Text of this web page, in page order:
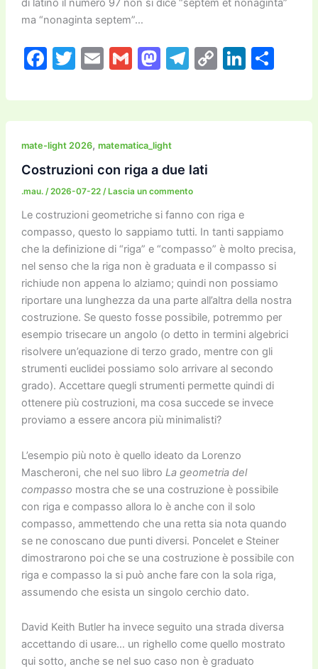
di latino il numero 97 non si dice “septem et nonaginta”
ma “nonaginta septem”…
F
c
e
b
o
o
k
T
itt
er
E
ai
l
G
ai
l
M
st
o
d
o
n
T
e
gr
m
C
p
y
Li
k
e
C
n
di
mate-light 2026, matematica_light
Costruzioni con riga a due lati
.mau. /2026-07-22 / Lascia un commento
Le costruzioni geometriche si fanno con riga e
compasso, questo lo sappiamo tutti. In tanti sappiamo
che la definizione di “riga” e “compasso” è molto precisa,
nel senso che la riga non è graduata e il compasso si
richiude non appena lo alziamo; quindi non possiamo
riportare una lunghezza da una parte all’altra della nostra
costruzione. Se questo fosse possibile, potremmo per
esempio trisecare un angolo (o detto in termini algebrici
risolvere un’equazione di terzo grado, mentre con gli
strumenti euclidei possiamo solo arrivare al secondo
grado). Accettare quegli strumenti permette quindi di
ottenere più costruzioni, ma cosa succede se invece
proviamo a essere ancora più minimalisti?
L’esempio più noto è quello ideato da Lorenzo
Mascheroni, che nel suo libro La geometria del
compasso mostra che se una costruzione è possibile
con riga e compasso allora lo è anche con il solo
compasso, ammettendo che una retta sia nota quando
se ne conoscano due punti diversi. Poncelet e Steiner
dimostrarono poi che se una costruzione è possibile con
riga e compasso la si può anche fare con la sola riga,
assumendo che esista un singolo cerchio dato.
David Keith Butler ha invece seguito una strada diversa
accettando di usare… un righello come quello mostrato
qui sotto, anche se nel suo caso non è graduato